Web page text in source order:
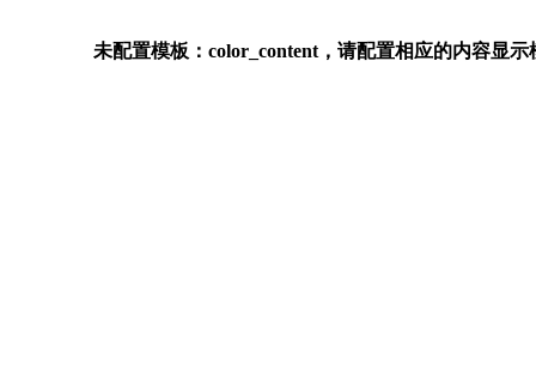
未配置模板：color_content，请配置相应的内容显示